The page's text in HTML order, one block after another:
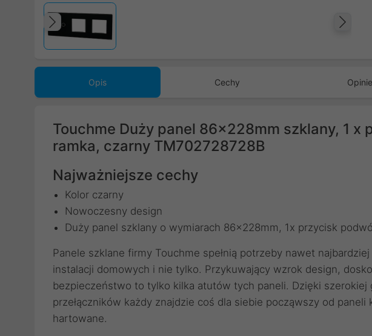
Poprzedni
Opis Cechy Opinie
Touchme Duży panel 86x228mm szklany, 1 x
ramka, czarny TM702728728B
Najważniejsze cechy
Kolor czarny
Nowoczesny design
Duży panel szklany o wymiarach 86x228mm, 1x przycisk
Panele szklane firmy Touchme spełnią potrzeby nawet
instalacji domowych i nie tylko. Przykuwający wzrok design,
bezpieczeństwo to tylko kilka atutów tych paneli. Dzięki szerokiej
przełączników każdy znajdzie coś dla siebie począwszy od paneli
hartowane.